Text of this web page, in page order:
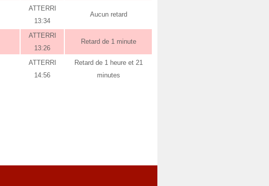
ATTERRI
13:34
Aucun retard
ATTERRI
13:26
Retard de 1 minute
ATTERRI
14:56
Retard de 1 heure et 21
minutes